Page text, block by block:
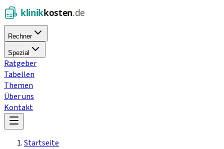
Rechner
Spezial
Ratgeber
Tabellen
Themen
Über uns
Kontakt
Startseite